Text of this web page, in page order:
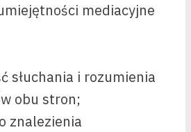
mediacyjne
słuchania i rozumienia
obu stron;
znalezienia